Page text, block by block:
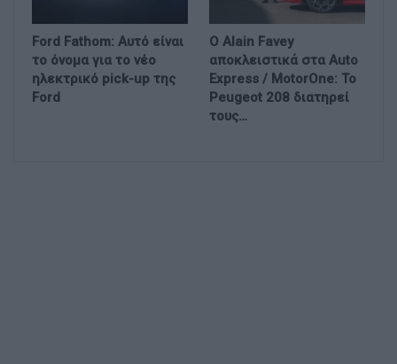
Ford Fathom: Αυτό είναι
το όνομα για το νέο
ηλεκτρικό pick-up της
Ford
Ο Alain Favey
αποκλειστικά στα Auto
Express / MotorOne: Το
Peugeot 208 διατηρεί
τους…